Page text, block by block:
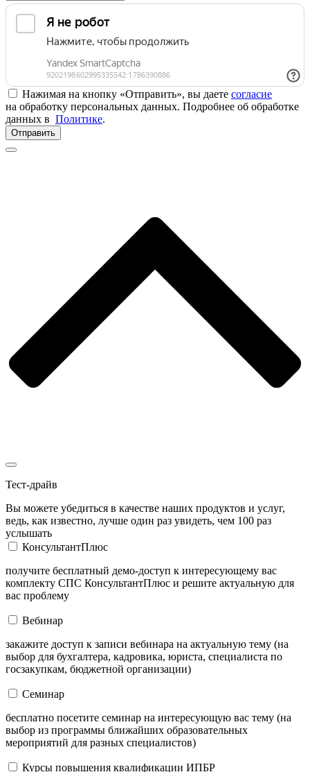
Нажимая на кнопку «Отправить», вы даете согласие
на обработку персональных данных. Подробнее об обработке
данных в Политике.
Отправить
Тест-драйв
Вы можете убедиться в качестве наших продуктов и услуг,
ведь, как известно, лучше один раз увидеть, чем 100 раз
услышать
КонсультантПлюс
получите бесплатный демо-доступ к интересующему вас
комплекту СПС КонсультантПлюс и решите актуальную для
вас проблему
Вебинар
закажите доступ к записи вебинара на актуальную тему (на
выбор для бухгалтера, кадровика, юриста, специалиста по
госзакупкам, бюджетной организации)
Семинар
бесплатно посетите семинар на интересующую вас тему (на
выбор из программы ближайших образовательных
мероприятий для разных специалистов)
Курсы повышения квалификации ИПБР